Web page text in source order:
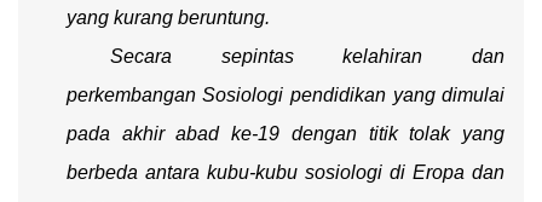
yang kurang beruntung.
Secara sepintas kelahiran dan
perkembangan Sosiologi pendidikan yang dimulai
pada akhir abad ke-19 dengan titik tolak yang
berbeda antara kubu-kubu sosiologi di Eropa dan